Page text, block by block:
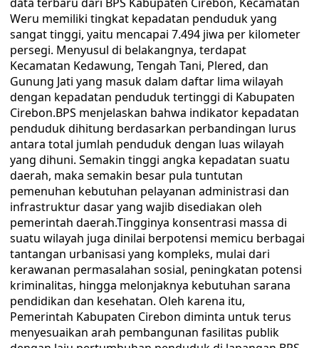
Weru memiliki tingkat kepadatan penduduk yang
sangat tinggi, yaitu mencapai 7.494 jiwa per kilometer
persegi. Menyusul di belakangnya, terdapat
Kecamatan Kedawung, Tengah Tani, Plered, dan
Gunung Jati yang masuk dalam daftar lima wilayah
dengan kepadatan penduduk tertinggi di Kabupaten
Cirebon.‎BPS menjelaskan bahwa indikator kepadatan
penduduk dihitung berdasarkan perbandingan lurus
antara total jumlah penduduk dengan luas wilayah
yang dihuni. Semakin tinggi angka kepadatan suatu
daerah, maka semakin besar pula tuntutan
pemenuhan kebutuhan pelayanan administrasi dan
infrastruktur dasar yang wajib disediakan oleh
pemerintah daerah.‎Tingginya konsentrasi massa di
suatu wilayah juga dinilai berpotensi memicu berbagai
tantangan urbanisasi yang kompleks, mulai dari
kerawanan permasalahan sosial, peningkatan potensi
kriminalitas, hingga melonjaknya kebutuhan sarana
pendidikan dan kesehatan. Oleh karena itu,
Pemerintah Kabupaten Cirebon diminta untuk terus
menyesuaikan arah pembangunan fasilitas publik